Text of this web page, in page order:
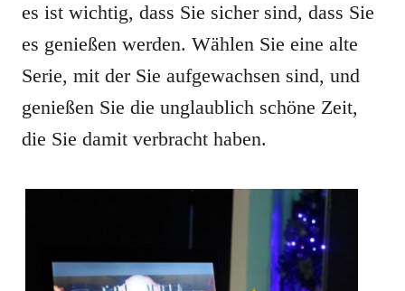
es ist wichtig, dass Sie sicher sind, dass Sie
es genießen werden. Wählen Sie eine alte
Serie, mit der Sie aufgewachsen sind, und
genießen Sie die unglaublich schöne Zeit,
die Sie damit verbracht haben.